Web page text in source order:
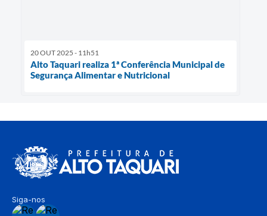
20 OUT 2025 - 11h51
Alto Taquari realiza 1ª Conferência Municipal de
Segurança Alimentar e Nutricional
Siga-nos